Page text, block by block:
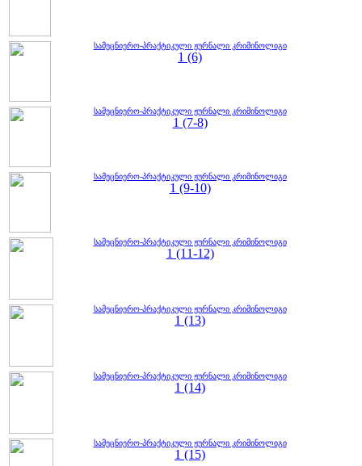
სამეცნიერო-პრაქტიკული ჟურნალი კრიმინოლიგი
1 (6)
სამეცნიერო-პრაქტიკული ჟურნალი კრიმინოლიგი
1 (7-8)
სამეცნიერო-პრაქტიკული ჟურნალი კრიმინოლიგი
1 (9-10)
სამეცნიერო-პრაქტიკული ჟურნალი კრიმინოლიგი
1 (11-12)
სამეცნიერო-პრაქტიკული ჟურნალი კრიმინოლიგი
1 (13)
სამეცნიერო-პრაქტიკული ჟურნალი კრიმინოლიგი
1 (14)
სამეცნიერო-პრაქტიკული ჟურნალი კრიმინოლიგი
1 (15)